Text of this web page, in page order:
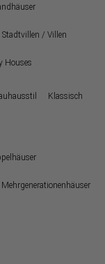
Stadtvillen / Villen
Houses
Klassisch
Mehrgenerationenhäuser